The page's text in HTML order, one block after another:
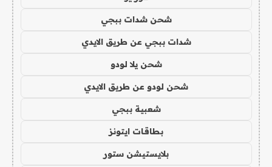
شحن شدات ببجي
شدات ببجي عن طريق الايدي
شحن يلا لودو
شحن لودو عن طريق الايدي
شعبية ببجي
بطاقات ايتونز
بلايستيشن ستور